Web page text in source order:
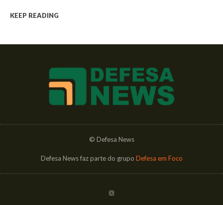
KEEP READING
© Defesa News
Defesa News faz parte do grupo Defesa em Foco